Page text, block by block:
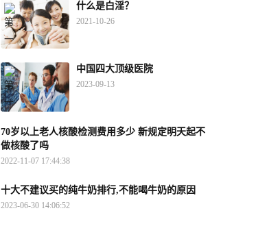
什么是白淫？
2021-10-26
中国四大顶级医院
2023-09-13
70岁以上老人核酸检测费用多少 新规定明天起不
做核酸了吗
2022-11-07 17:44:38
十大不建议买的纯牛奶排行,不能喝牛奶的原因
2023-06-30 14:06:52